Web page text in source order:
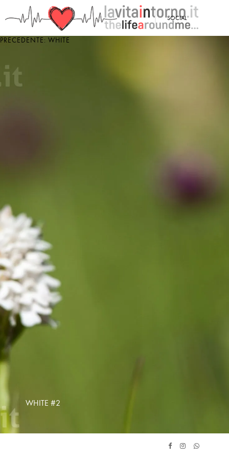
SOCIAL
WHITE #2
PRECEDENTE: WHITE